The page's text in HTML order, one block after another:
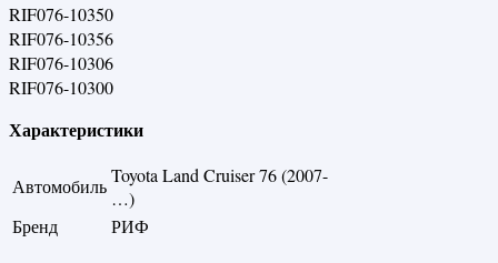
RIF076-10350
RIF076-10356
RIF076-10306
RIF076-10300
Характеристики
АвтомобильToyota Land Cruiser 76 (2007-
…)
Бренд
РИФ